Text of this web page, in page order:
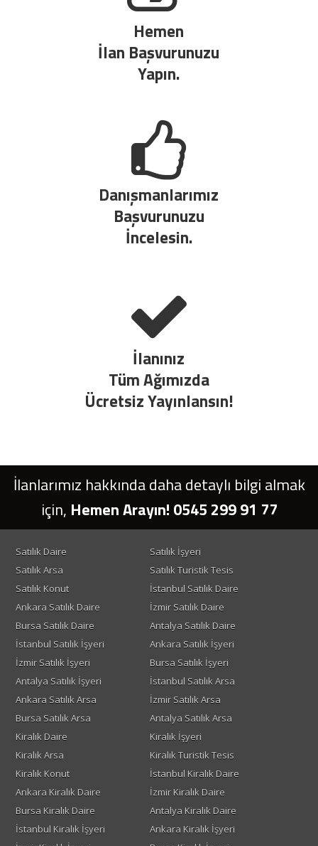
Hemen
İlan Başvurunuzu
Yapın.
Danışmanlarımız
Başvurunuzu
İncelesin.
İlanınız
Tüm Ağımızda
Ücretsiz Yayınlansın!
İlanlarımız hakkında daha detaylı bilgi almak
için, Hemen Arayın! 0545 299 91 77
Satılık Daire
Satılık İşyeri
Satılık Arsa
Satılık Turistik Tesis
Satılık Konut
İstanbul Satılık Daire
Ankara Satılık Daire
İzmir Satılık Daire
Bursa Satılık Daire
Antalya Satılık Daire
İstanbul Satılık İşyeri
Ankara Satılık İşyeri
İzmir Satılık İşyeri
Bursa Satılık İşyeri
Antalya Satılık İşyeri
İstanbul Satılık Arsa
Ankara Satılık Arsa
İzmir Satılık Arsa
Bursa Satılık Arsa
Antalya Satılık Arsa
Kiralık Daire
Kiralık İşyeri
Kiralık Arsa
Kiralık Turistik Tesis
Kiralık Konut
İstanbul Kiralık Daire
Ankara Kiralık Daire
İzmir Kiralık Daire
Bursa Kiralık Daire
Antalya Kiralık Daire
İstanbul Kiralık İşyeri
Ankara Kiralık İşyeri